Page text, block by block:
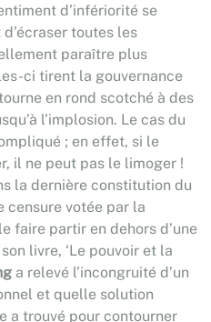
d’infériorité se
toutes les
paraître plus
ci tirent la gouvernance
en rond scotché à des
l’implosion. Le cas du
; en effet, si le
il ne peut pas le limoger !
la dernière constitution du
censure votée par la
faire partir en dehors d’une
livre, ‘Le pouvoir et la
a relevé l’incongruité d’un
et quelle solution
a trouvé pour contourner